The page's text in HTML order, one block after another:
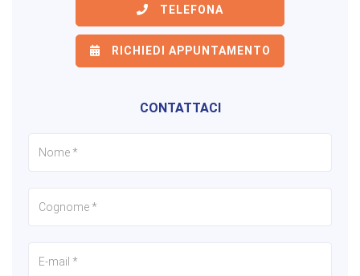
TELEFONA
RICHIEDI APPUNTAMENTO
CONTATTACI